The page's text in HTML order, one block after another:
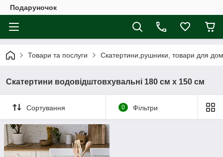
Подаруночок
Товари та послуги Скатертини,рушники, товари для
Скатертини водовідштовхувальні 180 см х 150 см
Сортування 0 Фільтри